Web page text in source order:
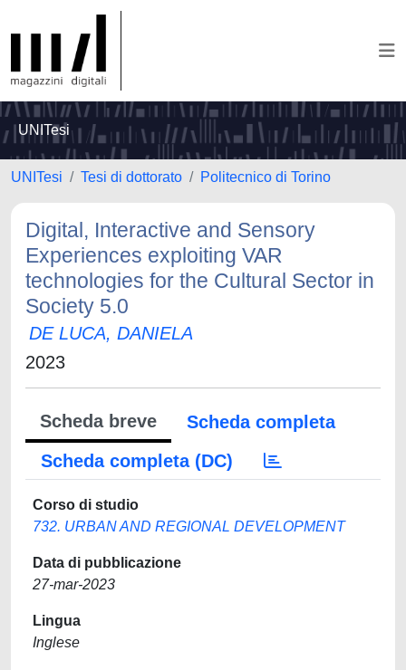
UNITesi
UNITesi Tesi di dottorato Politecnico di Torino
Digital, Interactive and Sensory
Experiences exploiting VAR
technologies for the Cultural Sector in
Society 5.0
DE LUCA, DANIELA
2023
Scheda breve
Scheda completa
Scheda completa (DC)
Corso di studio
732. URBAN AND REGIONAL DEVELOPMENT
Data di pubblicazione
27-mar-2023
Lingua
Inglese